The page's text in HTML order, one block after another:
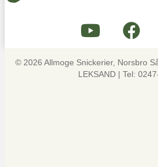
© 2026 Allmoge Snickerier, Norsbro
LEKSAND | Tel: